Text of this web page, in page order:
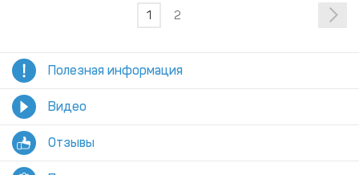
1 2
Полезная информация
Видео
Отзывы